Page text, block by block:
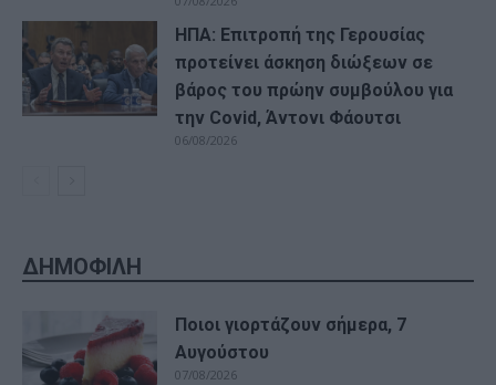
ΗΠΑ: Επιτροπή της Γερουσίας
προτείνει άσκηση διώξεων σε
βάρος του πρώην συμβούλου για
την Covid, Άντονι Φάουτσι
06/08/2026
ΔΗΜΟΦΙΛΗ
Ποιοι γιορτάζουν σήμερα, 7
Αυγούστου
07/08/2026